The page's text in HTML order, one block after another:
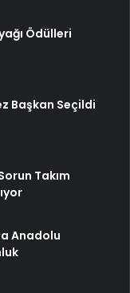
Ödülleri
Başkan Seçildi
Takım
Anadolu